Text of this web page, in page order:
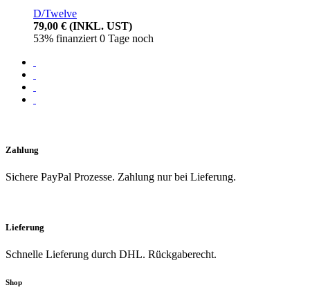
D/Twelve
79,00 € (INKL. UST)
53% finanziert 0 Tage noch
Zahlung
Sichere PayPal Prozesse. Zahlung nur bei Lieferung.
Lieferung
Schnelle Lieferung durch DHL. Rückgaberecht.
Shop